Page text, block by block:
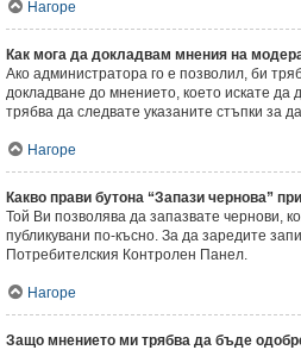
Нагоре
Как мога да докладвам мнения на
Ако администратора го е позволил, би
докладване до мнението, което искате да
трябва да следвате указаните стъпки за
Нагоре
Какво прави бутона “Запази чернова”
Той Ви позволява да запазвате чернови,
публикувани по-късно. За да заредите
Потребителския Контролен Панел.
Нагоре
Защо мнението ми трябва да бъде